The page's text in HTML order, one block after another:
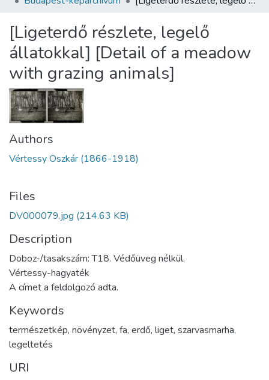
Statistics
About us
[Ligeterdő részlete, legelő
állatokkal] [Detail of a meadow
with grazing animals]
Authors
Vértessy Oszkár (1866-1918)
Files
DV000079.jpg (214.63 KB)
Description
Doboz-/tasakszám: T18. Védőüveg nélkül.
Vértessy-hagyaték
A címet a feldolgozó adta.
Keywords
természetkép, növényzet, fa, erdő, liget, szarvasmarha,
legeltetés
URI